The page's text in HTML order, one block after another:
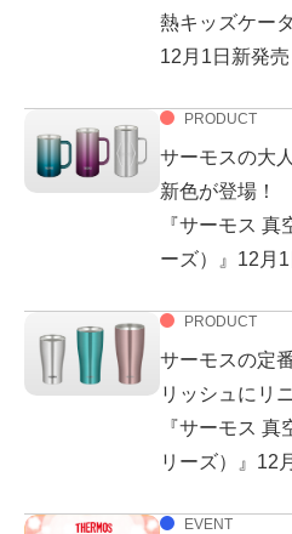
熱キッズケー
12月1日新発売
PRODUCT
サーモスの大
新色が登場！
『サーモス
ーズ）』12月
PRODUCT
サーモスの定
リッシュにリ
『サーモス
リーズ）』12
EVENT